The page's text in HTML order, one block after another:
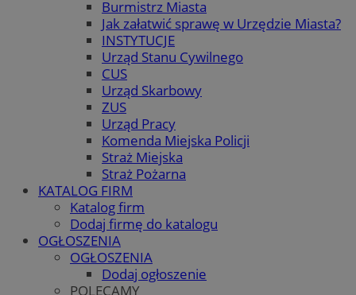
Burmistrz Miasta
Jak załatwić sprawę w Urzędzie Miasta?
INSTYTUCJE
Urząd Stanu Cywilnego
CUS
Urząd Skarbowy
ZUS
Urząd Pracy
Komenda Miejska Policji
Straż Miejska
Straż Pożarna
KATALOG FIRM
Katalog firm
Dodaj firmę do katalogu
OGŁOSZENIA
OGŁOSZENIA
Dodaj ogłoszenie
POLECAMY